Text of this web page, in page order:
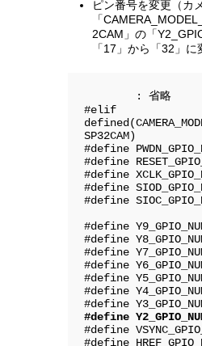
ピン番号を変更（カ
「
2CAM」の「
「17」から「32」に
#elif
SP32CAM)
#define
#define
#define
#define
#define
#define
#define
#define
#define
#define
#define
#define
#define
#define